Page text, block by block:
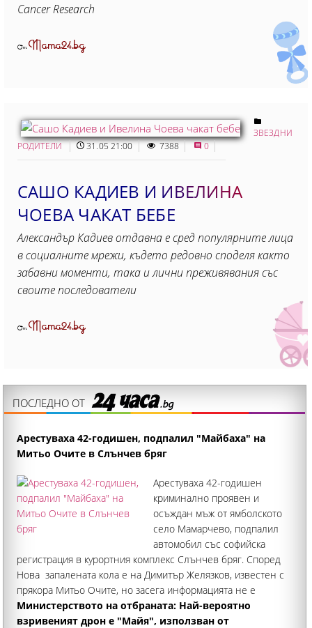
Cancer Research
ОтMama24.bg
ЗВЕЗДНИ
РОДИТЕЛИ
31.05 21:00 7388 0
САШО КАДИЕВ И ИВЕЛИНА
ЧОЕВА ЧАКАТ БЕБЕ
Александър Кадиев отдавна е сред популярните лица
в социалните мрежи, където редовно споделя както
забавни моменти, така и лични преживявания със
своите последователи
ОтMama24.bg
ПОСЛЕДНО ОТ
Арестуваха 42-годишен, подпалил "Майбаха" на
Митьо Очите в Слънчев бряг
Арестуваха 42-годишен
криминално проявен и
осъждан мъж от ямболското
село Мамарчево, подпалил
автомобил със софийска
регистрация в курортния комплекс Слънчев бряг. Според
Нова запалената кола е на Димитър Желязков, известен с
прякора Митьо Очите, но засега информацията не е
потвърдена. Луксозният "Майбах" за стотици хиляди евро
е запален на 29
Министерството на отбраната: Най-вероятно
взривеният дрон е "Майя", използван от